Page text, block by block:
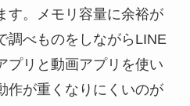
す。メモリ容量に余裕が
調べものをしながらLINE
プリと動画アプリを使い
作が重くなりにくいのが